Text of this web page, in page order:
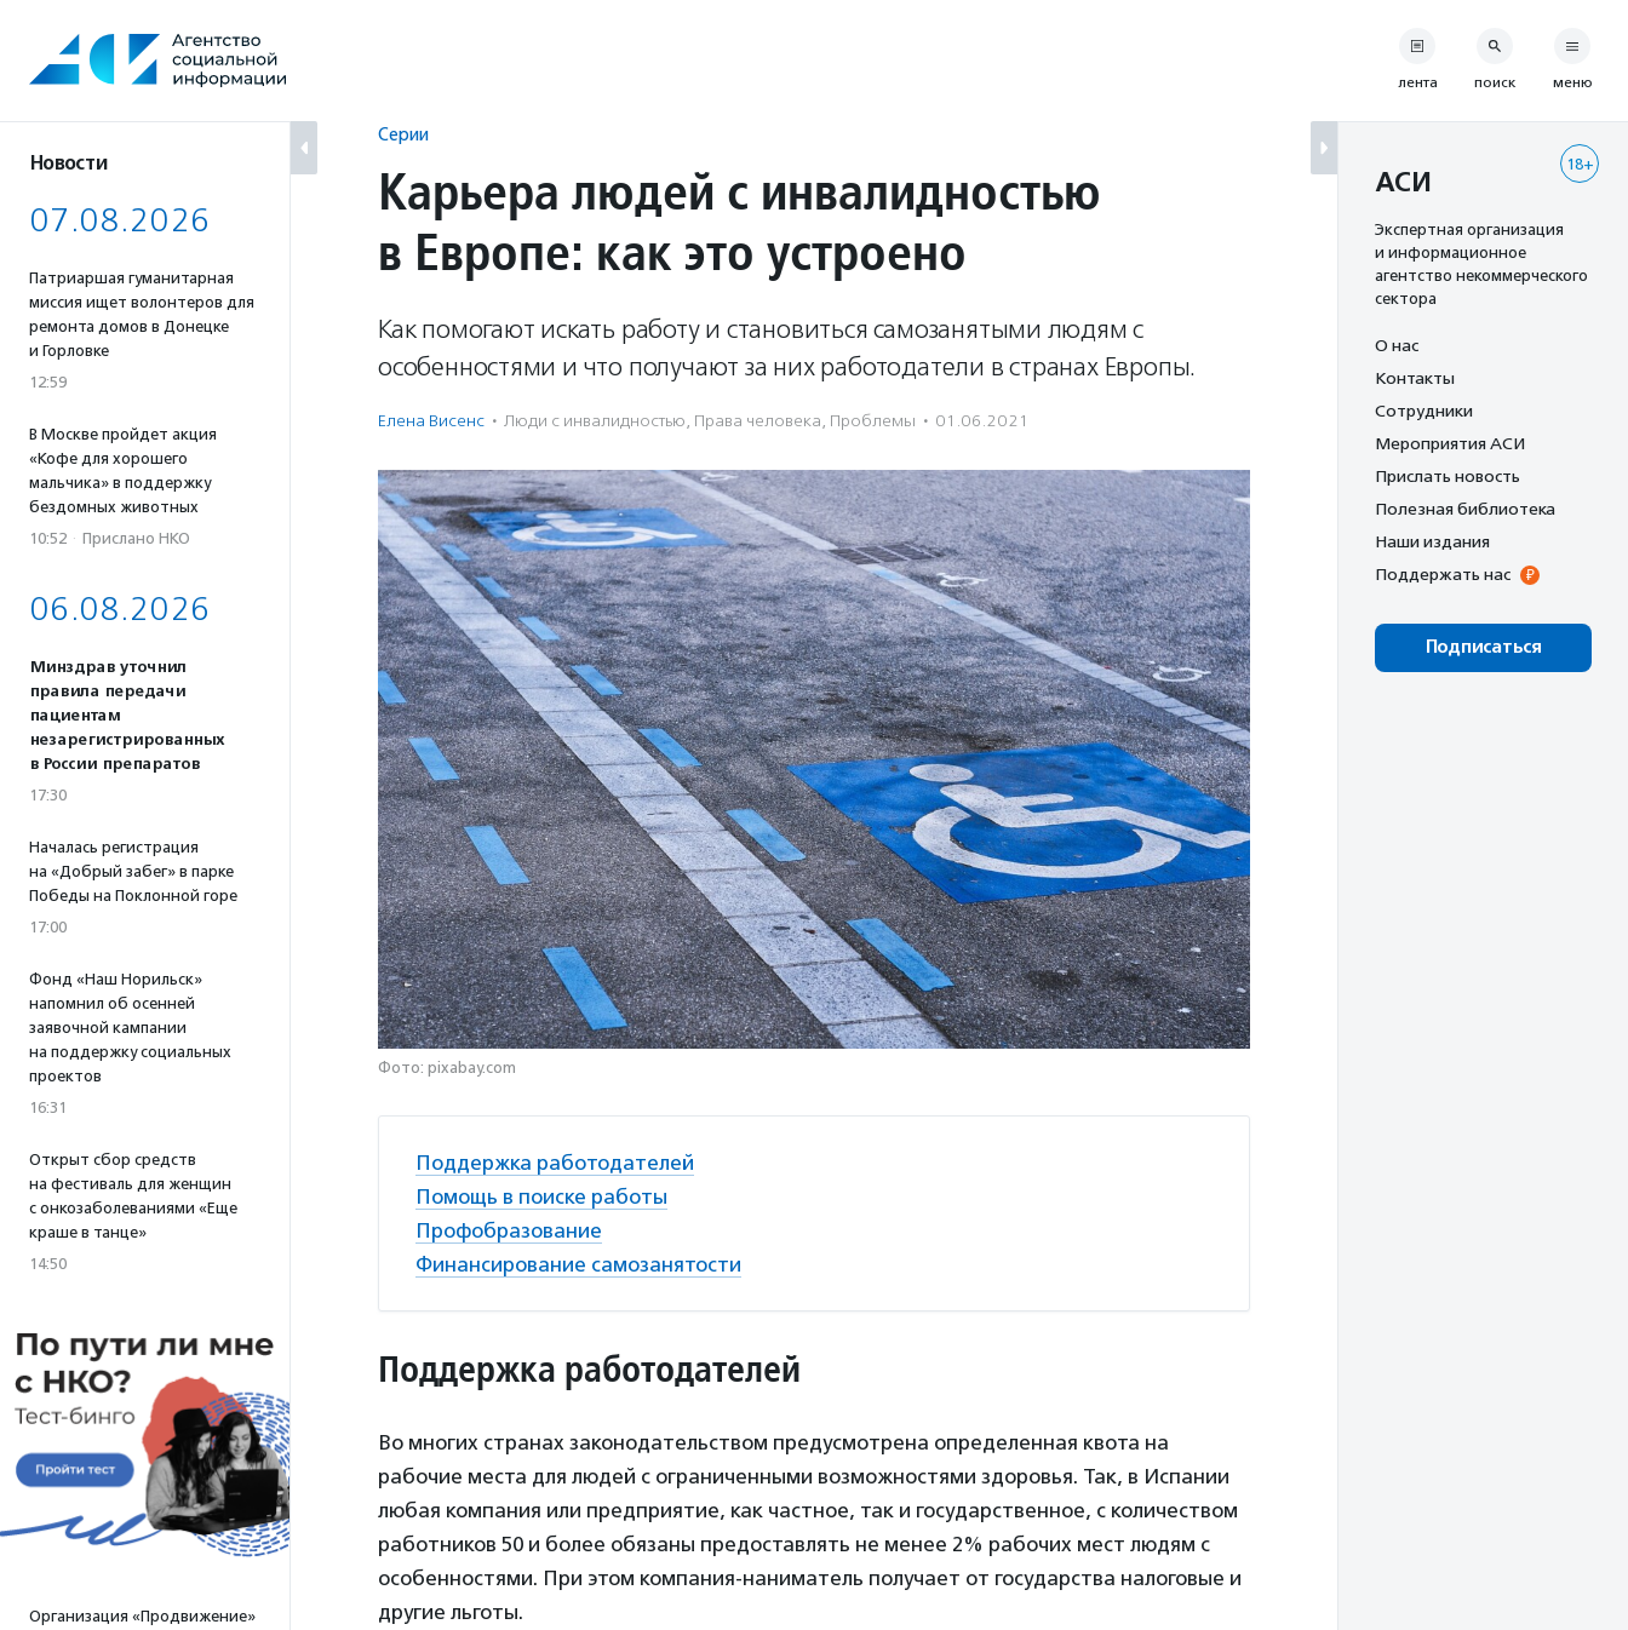
содержанию
Новости
07.08.2026
Патриаршая гуманитарная
миссия ищет волонтеров для
ремонта домов в Донецке
и Горловке
12:59
В Москве пройдет акция
«Кофе для хорошего
мальчика» в поддержку
бездомных животных
10:52 · Прислано НКО
06.08.2026
Минздрав уточнил
правила передачи
пациентам
незарегистрированных
в России препаратов
17:30
Началась регистрация
на «Добрый забег» в парке
Победы на Поклонной горе
17:00
Фонд «Наш Норильск»
напомнил об осенней
заявочной кампании
на поддержку социальных
проектов
16:31
Открыт сбор средств
на фестиваль для женщин
с онкозаболеваниями «Еще
краше в танце»
14:50
Организация «Продвижение»
Серии
Карьера людей с инвалидностью
в Европе: как это устроено
Как помогают искать работу и становиться самозанятыми людям с
особенностями и что получают за них работодатели в странах Европы.
Елена Висенс · Люди с инвалидностью, Права человека, Проблемы · 01.06.2021
Фото: pixabay.com
Поддержка работодателей
Помощь в поиске работы
Профобразование
Финансирование самозанятости
Поддержка работодателей
Во многих странах законодательством предусмотрена определенная квота на
рабочие места для людей с ограниченными возможностями здоровья. Так, в Испании
любая компания или предприятие, как частное, так и государственное, с количеством
работников 50 и более обязаны предоставлять не менее 2% рабочих мест людям с
особенностями. При этом компания-наниматель получает от государства налоговые и
другие льготы.
лента поиск меню
18+
АСИ
Экспертная организация
и информационное
агентство некоммерческого
сектора
О нас
Контакты
Сотрудники
Мероприятия АСИ
Прислать новость
Полезная библиотека
Наши издания
Поддержать нас
Подписаться